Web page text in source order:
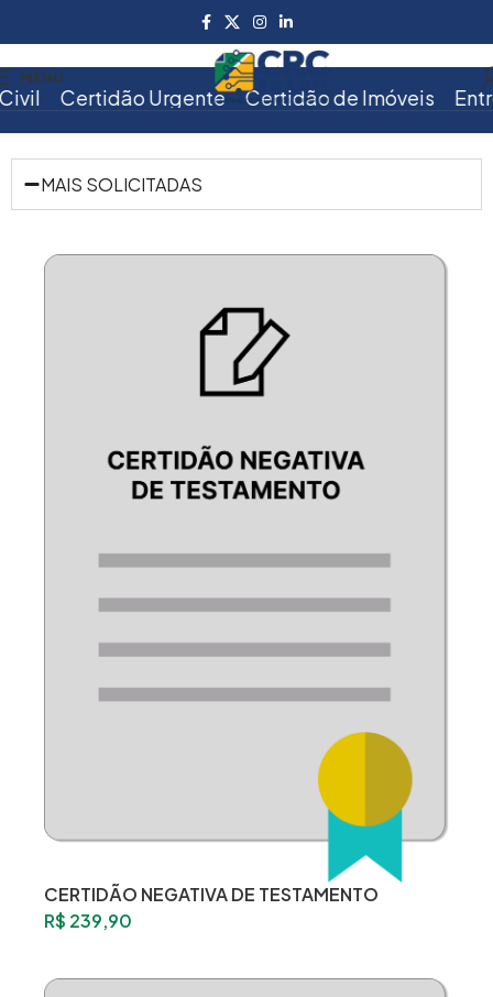
MENU
Certidão Urgente Certidão de Imóveis Entrega
MAIS SOLICITADAS
CERTIDÃO NEGATIVA DE TESTAMENTO
R$ 239,90